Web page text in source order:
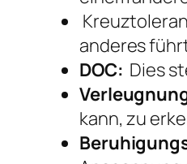
anderes
DOC: Dies
kann, zu